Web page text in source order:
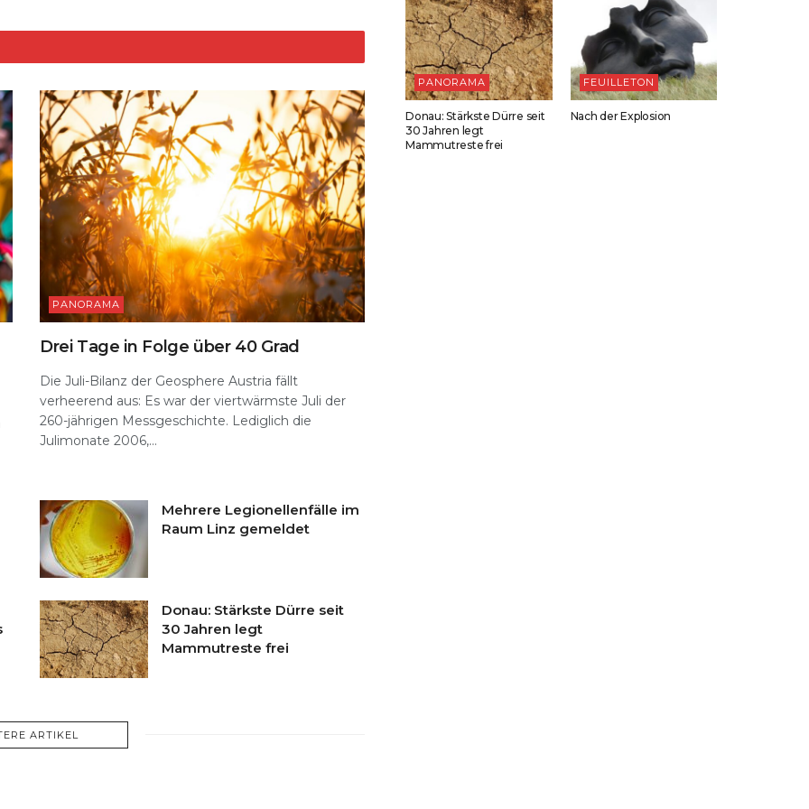
n
k
PANORAMA
Drei Tage in Folge über 40 Grad
Die Juli-Bilanz der Geosphere Austria fällt
verheerend aus: Es war der viertwärmste Juli der
260-jährigen Messgeschichte. Lediglich die
Julimonate 2006,...
Mehrere Legionellenfälle im
Raum Linz gemeldet
Donau: Stärkste Dürre seit
30 Jahren legt
Mammutreste frei
ARTIKEL
PANORAMA
Donau: Stärkste Dürre seit
30 Jahren legt
Mammutreste frei
FEUILLETON
Nach der Explosion